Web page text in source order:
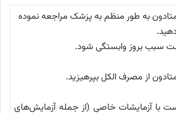
به طور منظم به پزشک مراجعه نموده
سبب بروز وابستگی شود.
از مصرف الکل بپرهیزید.
با آزمایشات خاصی (از جمله آزمایش‌های